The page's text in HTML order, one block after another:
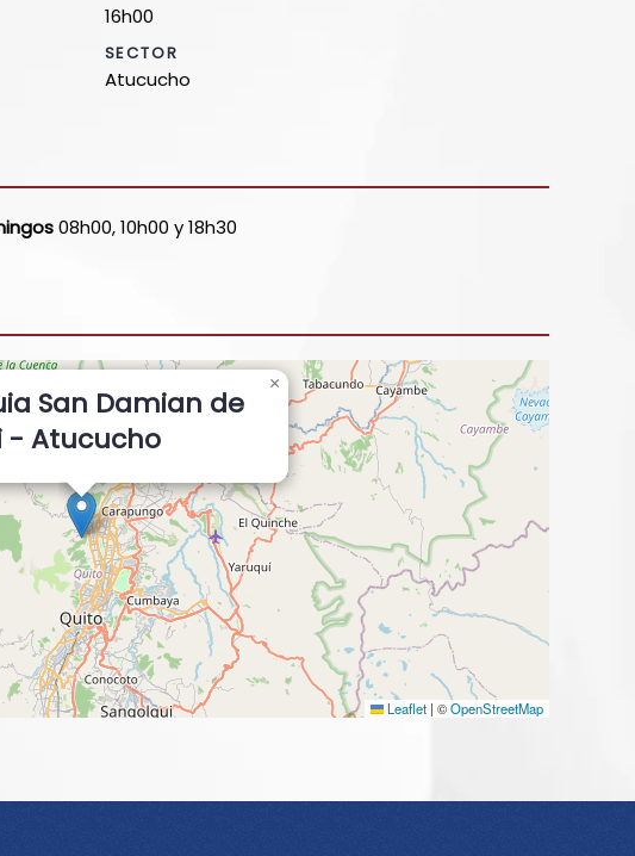
16h00
SECTOR
Atucucho
08h00, 10h00 y 18h30
San Damian de
- Atucucho
×
Leaflet | ©OpenStreetMap